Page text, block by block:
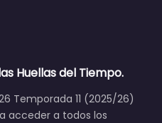
Huellas del Tiempo.
Temporada 11 (2025/26)
acceder a todos los